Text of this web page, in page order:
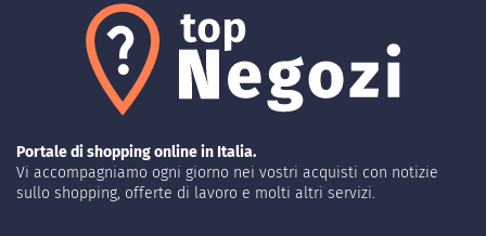
Portale di shopping online in Italia.
Vi accompagniamo ogni giorno nei vostri acquisti con notizie
sullo shopping, offerte di lavoro e molti altri servizi.